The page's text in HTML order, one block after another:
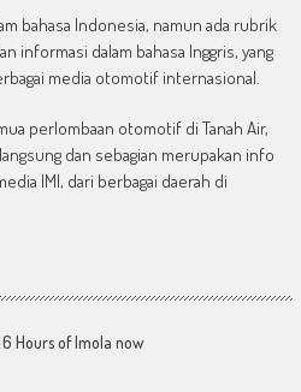
bahasa Indonesia, namun ada rubrik
informasi dalam bahasa Inggris, yang
media otomotif internasional.
perlombaan otomotif di Tanah Air,
dan sebagian merupakan info
IMI, dari berbagai daerah di
6 Hours of Imola now